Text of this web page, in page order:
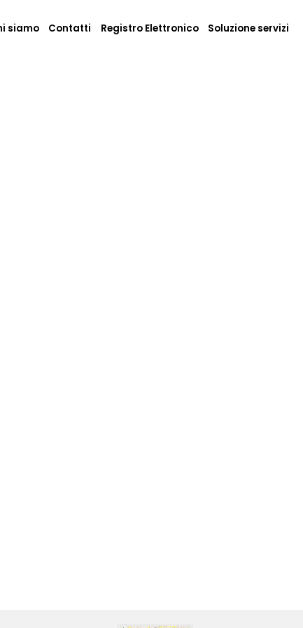
siamo Contatti Registro Elettronico Soluzione servizi